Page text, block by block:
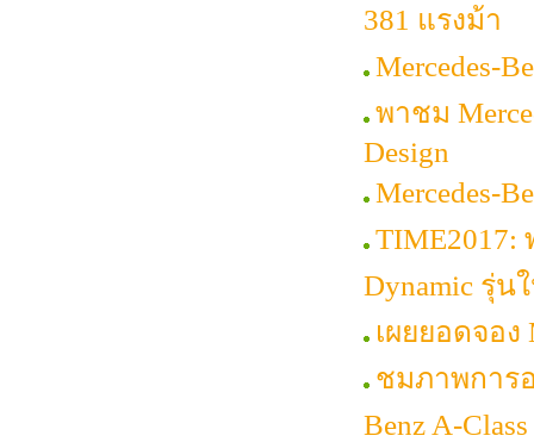
381 แรงม้า
Mercedes-
พาชม
Design
Mercedes-
TIME2017:
Dynamic รุ่น
เผยยอดจอง
ชมภาพการ
Benz A-